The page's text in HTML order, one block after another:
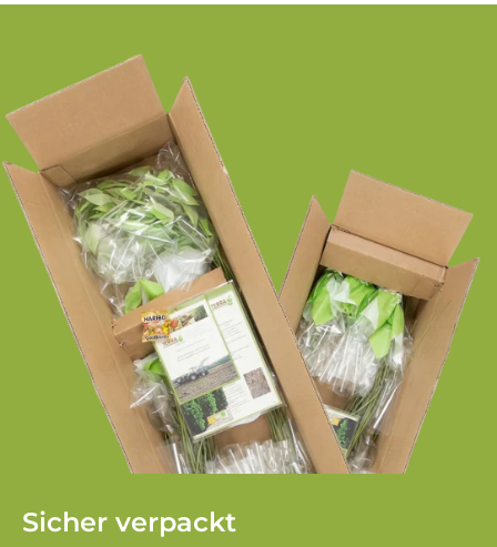
Sicher verpackt